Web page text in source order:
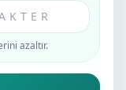
azaltır.